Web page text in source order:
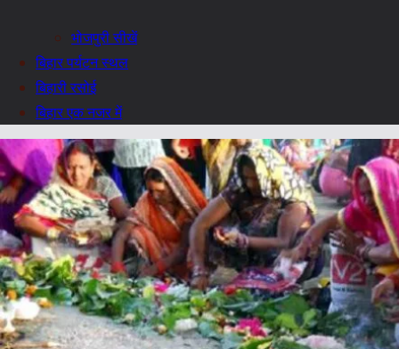
भोजपुरी सीखें
बिहार पर्यटन स्थल
बिहारी रसोई
बिहार एक नजर में